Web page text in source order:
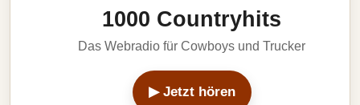
1000 Countryhits
Das Webradio für Cowboys und Trucker
▶ Jetzt hören